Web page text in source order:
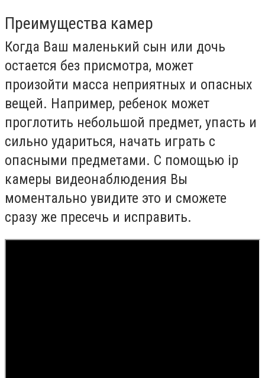
Преимущества камер
Когда Ваш маленький сын или дочь
остается без присмотра, может
произойти масса неприятных и опасных
вещей. Например, ребенок может
проглотить небольшой предмет, упасть и
сильно удариться, начать играть с
опасными предметами. С помощью ip
камеры видеонаблюдения Вы
моментально увидите это и сможете
сразу же пресечь и исправить.